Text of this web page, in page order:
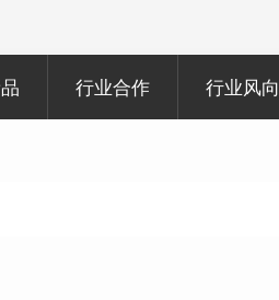
行业合作 行业风向